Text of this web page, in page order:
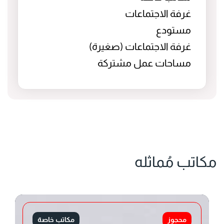
غرفة الاجتماعات
مستودع
غرفة الاجتماعات (صغيرة)
مساحات عمل مشتركة
مكاتب مُماثله
مكاتب خاصة محجوز